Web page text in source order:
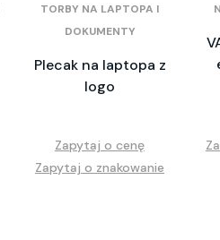
TORBY NA LAPTOPA I
DOKUMENTY
Plecak na laptopa z
logo
Zapytaj o cenę
Zapytaj o znakowanie